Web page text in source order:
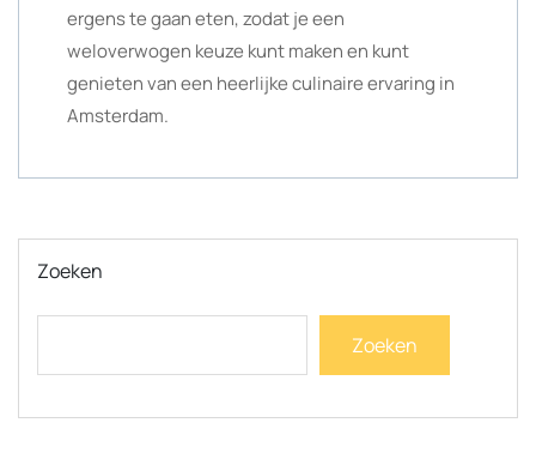
ergens te gaan eten, zodat je een
weloverwogen keuze kunt maken en kunt
genieten van een heerlijke culinaire ervaring in
Amsterdam.
Zoeken
Zoeken